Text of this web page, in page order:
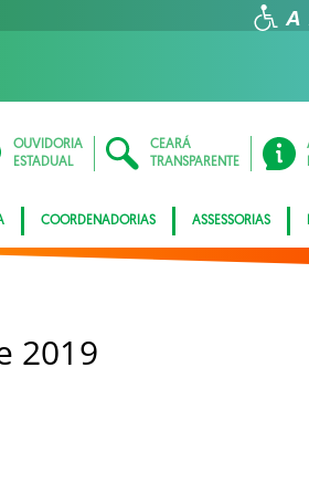
OUVIDORIA
ESTADUAL
CEARÁ
TRANSPARENTE
COORDENADORIAS ASSESSORIAS
2019